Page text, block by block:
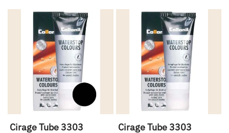
Cirage Tube 3303
Cirage Tube 3303